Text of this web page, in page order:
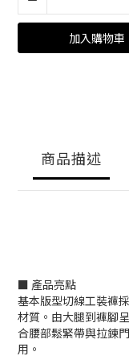
加入購物車
商品描述
■ 產品亮點
基本版型切線工裝褲
材質。由大腿到褲腳
合腰部鬆緊帶與拉鍊
用。